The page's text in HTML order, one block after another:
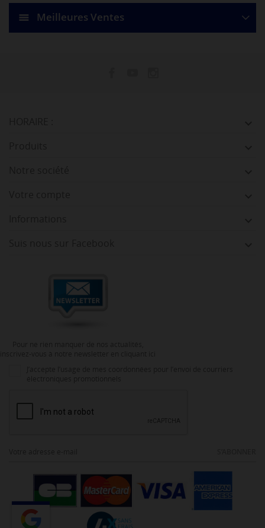
Meilleures Ventes